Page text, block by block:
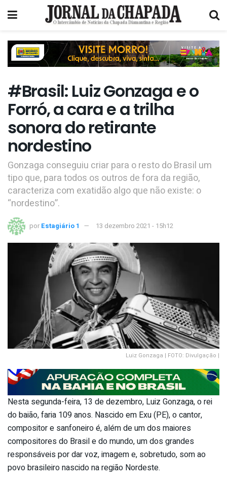
#Brasil: Luiz Gonzaga e o
Forró, a cara e a trilha
sonora do retirante
nordestino
Gonzaga conseguiu criar para o resto do Brasil um
tipo que, para todos os outros de fora da região,
caracteriza com exatidão algo que não existe: o
“nordestino”.
por Estagiário 1 13 dezembro 2021 - 15h12
Luiz Gonzaga | FOTO: Divulgação |
Nesta segunda-feira, 13 de dezembro, Luiz Gonzaga, o rei
do baião, faria 109 anos. Nascido em Exu (PE), o cantor,
compositor e sanfoneiro é, além de um dos maiores
compositores do Brasil e do mundo, um dos grandes
responsáveis por dar voz, imagem e, sobretudo, som ao
povo brasileiro nascido na região Nordeste.